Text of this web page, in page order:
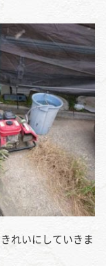
れいにしていきま